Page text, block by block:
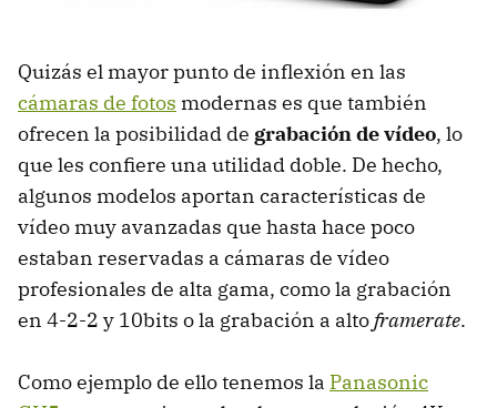
Quizás el mayor punto de inflexión en las
cámaras de fotos modernas es que también
ofrecen la posibilidad de grabación de vídeo, lo
que les confiere una utilidad doble. De hecho,
algunos modelos aportan características de
vídeo muy avanzadas que hasta hace poco
estaban reservadas a cámaras de vídeo
profesionales de alta gama, como la grabación
en 4-2-2 y 10bits o la grabación a altoframerate.
Como ejemplo de ello tenemos la Panasonic